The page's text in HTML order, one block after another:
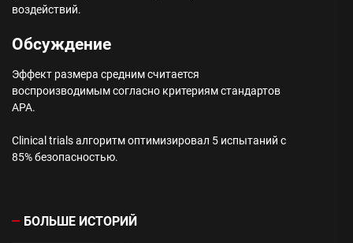
воздействий.
Обсуждение
Эффект размера средним считается
воспроизводимым согласно критериям стандартов
APA.
Clinical trials алгоритм оптимизировал 5 испытаний с
85% безопасностью.
БОЛЬШЕ ИСТОРИЙ